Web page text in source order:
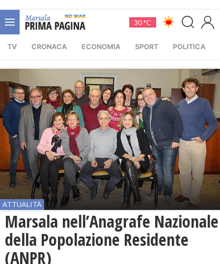
30 °C
TV CRONACA ECONOMIA SPORT POLITICA
ATTUALITÀ
Marsala nell’Anagrafe Nazionale
della Popolazione Residente
(ANPR)